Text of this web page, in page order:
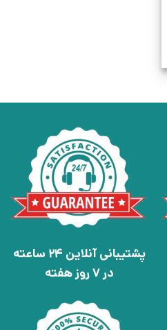
پشتیبانی آنلاین 24 ساعته
در 7 روز هفته